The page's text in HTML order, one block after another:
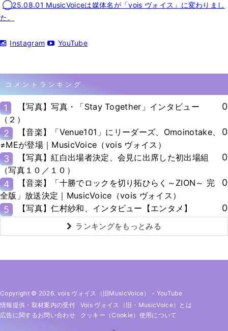
◯25.08.01 MusicVoiceは媒体名が「vois ヴォイス」に変わりまし
た。
Instagram YouTube
コメントランキング
1
【写真】写真・「Stay Together」インタビュー
（２）
0
2
【音楽】「Venue101」にリーダーズ、Omoinotake、
≠MEが登場｜MusicVoice（vois ヴォイス）
0
3
【写真】紅白出場者決定、会見に出席した初出場組
（写真１０／１０）
0
4
【音楽】「十勝でロックを切り拓ひらく～ZION～ 完
全版」放送決定｜MusicVoice（vois ヴォイス）
0
5 【写真】仁村紗和、インタビュー【エンタメ】 0
ランキングをもっとみる
Copyright © 2026. vois ヴォイス（旧MusicVoice） - YouTube
情報提供・取材案内の受付
Vois ヴォイス（旧・MusicVoice）とは
広告に関するお問い合わせ
クッキー（cookie）使用について